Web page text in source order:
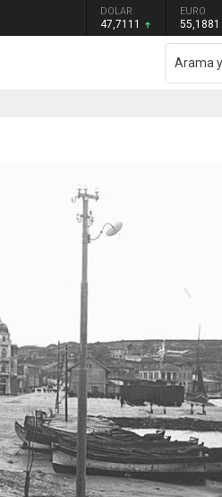
DOLAR
47,7111
EURO
55,1881